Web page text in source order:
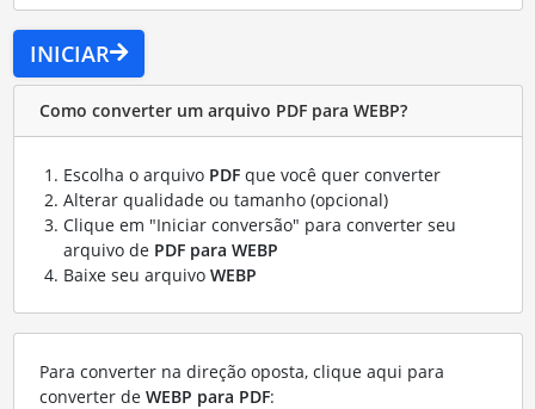
INICIAR
Como converter um arquivo PDF para WEBP?
Escolha o arquivo PDFque você quer converter
Alterar qualidade ou tamanho (opcional)
Clique em "Iniciar conversão" para converter seu
arquivo de PDF para WEBP
Baixe seu arquivo WEBP
Para converter na direção oposta, clique aqui para
converter de WEBP para PDF: